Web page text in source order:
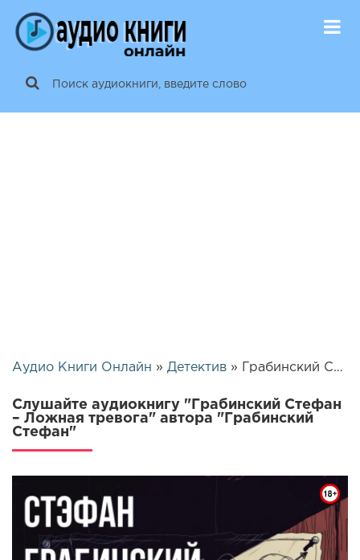
Аудио Книги Онлайн » Детектив » Грабинский Стефан – Ложная тревога | 26257
Слушайте аудиокнигу "Грабинский Стефан
– Ложная тревога" автора "Грабинский
Стефан"